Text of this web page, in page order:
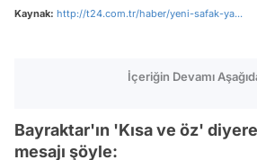
Kaynak: http://t24.com.tr/haber/yeni-safak-ya...
İçeriğin Devamı
Bayraktar'ın 'Kısa ve öz'
mesajı şöyle: